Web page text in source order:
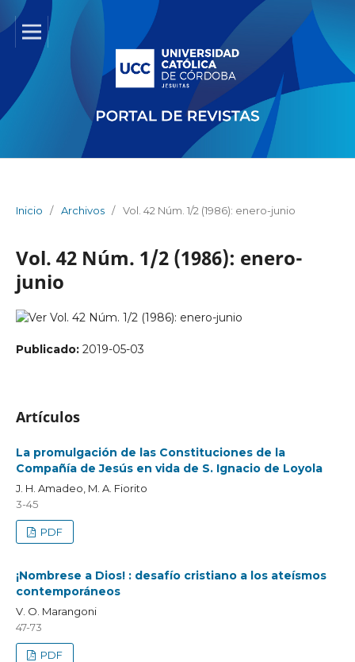
Inicio / Archivos / Vol. 42 Núm. 1/2 (1986): enero-junio
Vol. 42 Núm. 1/2 (1986): enero-
junio
Publicado: 2019-05-03
Artículos
La promulgación de las Constituciones de la
Compañía de Jesús en vida de S. Ignacio de Loyola
J. H. Amadeo, M. A. Fiorito
3-45
PDF
¡Nombrese a Dios! : desafío cristiano a los ateísmos
contemporáneos
V. O. Marangoni
47-73
PDF